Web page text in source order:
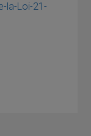
la-Loi-21-